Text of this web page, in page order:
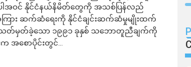
အပါအဝင် နိုင်ငံနယ်နိမိတ်တွေကို အသစ်ပြန်လည်
ြား ဆက်ဆံရေးကို နိုင်ငံချင်းဆက်ဆံမှုမျိုးထက်
သတ်မှတ်ခဲ့သော ၁၉၉၁ ခုနှစ် သဘောတူညီချက်ကို
အစောပိုင်းတွင်…